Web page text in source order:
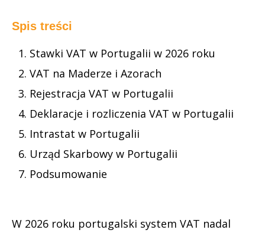
Spis treści
Stawki VAT w Portugalii w 2026 roku
VAT na Maderze i Azorach
Rejestracja VAT w Portugalii
Deklaracje i rozliczenia VAT w Portugalii
Intrastat w Portugalii
Urząd Skarbowy w Portugalii
Podsumowanie
W 2026 roku portugalski system VAT nadal